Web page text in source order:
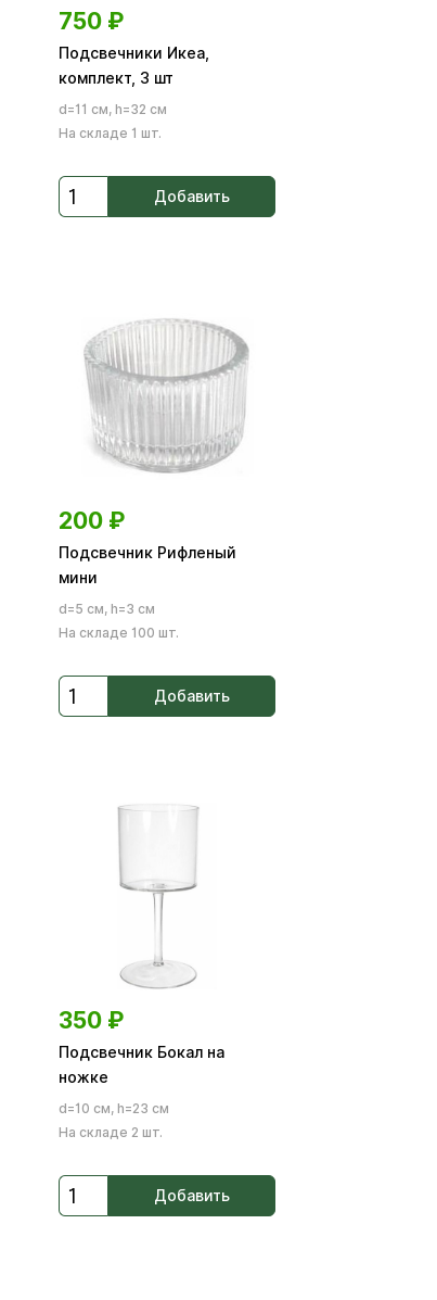
750 ₽
Подсвечники Икеа,
комплект, 3 шт
d=11 см, h=32 см
На складе 1 шт.
Добавить
200 ₽
Подсвечник Рифленый
мини
d=5 см, h=3 см
На складе 100 шт.
Добавить
350 ₽
Подсвечник Бокал на
ножке
d=10 см, h=23 см
На складе 2 шт.
Добавить